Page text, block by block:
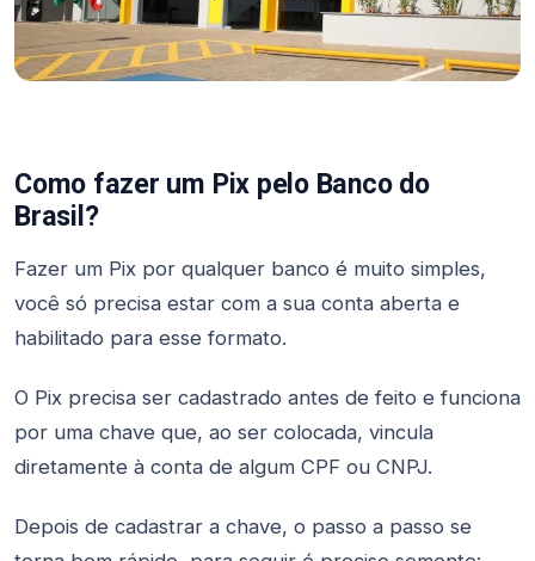
Como fazer um Pix pelo Banco do
Brasil?
Fazer um Pix por qualquer banco é muito simples,
você só precisa estar com a sua conta aberta e
habilitado para esse formato.
O Pix precisa ser cadastrado antes de feito e funciona
por uma chave que, ao ser colocada, vincula
diretamente à conta de algum CPF ou CNPJ.
Depois de cadastrar a chave, o passo a passo se